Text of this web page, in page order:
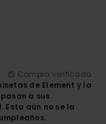
Compra verificada
de Element y la
a sus
Esta aún no se la